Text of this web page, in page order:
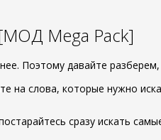
Mega Pack]
Поэтому давайте разберем,
на слова, которые нужно
сразу искать